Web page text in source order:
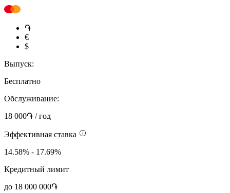
֏
€
$
Выпуск:
Бесплатно
Обслуживание:
18 000֏ / год
Эффективная ставка
14.58% - 17.69%
Кредитный лимит
до 18 000 000֏